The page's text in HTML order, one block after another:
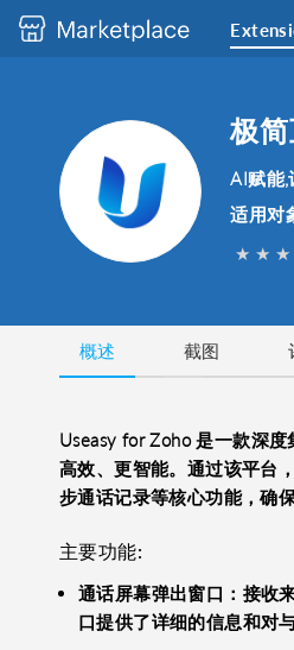
极
AI赋能,
适用对
★ ★ ★
概述 截图
Useasy for Zoho 是一款深
高效、更智能。通过该平台
步通话记录等核心功能，确
主要功能:
通话屏幕弹出窗口：接收
口提供了详细的信息和对